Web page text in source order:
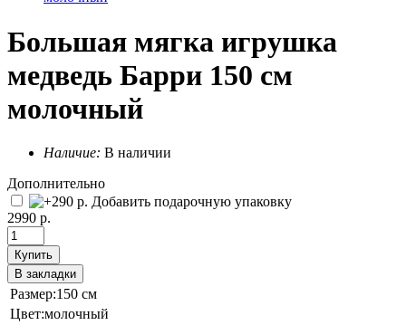
Большая мягка игрушка
медведь Барри 150 см
молочный
Наличие: В наличии
Дополнительно
Добавить подарочную упаковку
2990 р.
Купить
В закладки
Размер:150 см
Цвет:молочный